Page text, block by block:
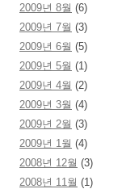
2009년 8월 (6)
2009년 7월 (3)
2009년 6월 (5)
2009년 5월 (1)
2009년 4월 (2)
2009년 3월 (4)
2009년 2월 (3)
2009년 1월 (4)
2008년 12월 (3)
2008년 11월 (1)